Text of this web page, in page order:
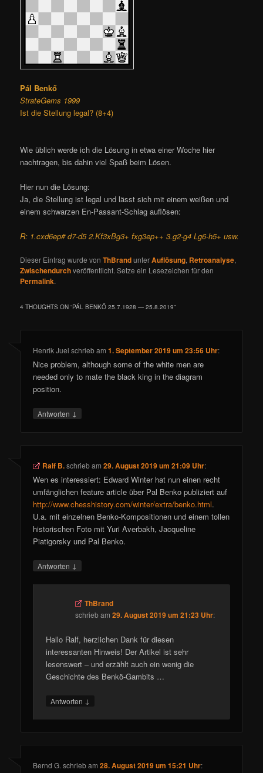
Pál Benkő
StrateGems 1999
Ist die Stellung legal? (8+4)
Wie üblich werde ich die Lösung in etwa einer Woche hier
nachtragen, bis dahin viel Spaß beim Lösen.
Hier nun die Lösung:
Ja, die Stellung ist legal und lässt sich mit einem weißen und
einem schwarzen En-Passant-Schlag auflösen:
R: 1.cxd6ep# d7-d5 2.Kf3xBg3+ fxg3ep++ 3.g2-g4 Lg6-h5+ usw.
Dieser Eintrag wurde vonThBrandunterAuflösung, Retroanalyse,
Zwischendurchveröffentlicht. Setze ein Lesezeichen für den
Permalink.
4 THOUGHTS ON “PÁL BENKŐ 25.7.1928 — 25.8.2019”
Henrik Juel schriebam1. September 2019 um 23:56 Uhr:
Nice problem, although some of the white men are
needed only to mate the black king in the diagram
position.
Antworten ↓
Ralf B.schriebam29. August 2019 um 21:09 Uhr:
Wen es interessiert: Edward Winter hat nun einen recht
umfänglichen feature article über Pal Benko publiziert auf
http://www.chesshistory.com/winter/extra/benko.html.
U.a. mit einzelnen Benko-Kompositionen und einem tollen
historischen Foto mit Yuri Averbakh, Jacqueline
Piatigorsky und Pal Benko.
Antworten ↓
ThBrand
schriebam29. August 2019 um 21:23 Uhr:
Hallo Ralf, herzlichen Dank für diesen
interessanten Hinweis! Der Artikel ist sehr
lesenswert – und erzählt auch ein wenig die
Geschichte des Benkö-Gambits …
Antworten ↓
Bernd G. schriebam28. August 2019 um 15:21 Uhr: